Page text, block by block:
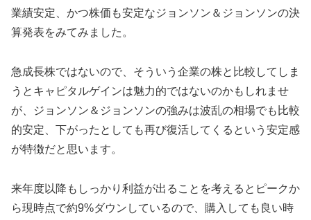
業績安定、かつ株価も安定なジョンソン＆ジョンソンの決
算発表をみてみました。
急成長株ではないので、そういう企業の株と比較してしま
うとキャピタルゲインは魅力的ではないのかもしれませ
が、ジョンソン＆ジョンソンの強みは波乱の相場でも比較
的安定、下がったとしても再び復活してくるという安定感
が特徴だと思います。
来年度以降もしっかり利益が出ることを考えるとピークか
ら現時点で約9%ダウンしているので、購入しても良い時